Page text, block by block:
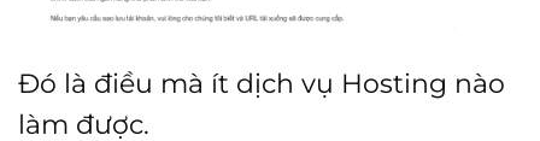
Đó là điều mà ít dịch vụ Hosting nào
làm được.